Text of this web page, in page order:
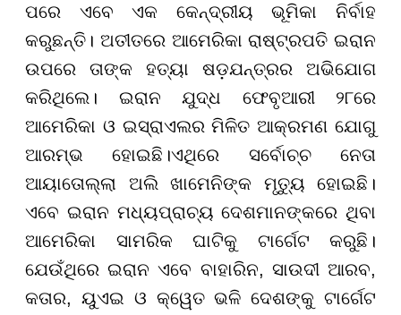
ପରେ ଏବେ ଏକ କେନ୍ଦ୍ରୀୟ ଭୂମିକା ନିର୍ବାହ
କରୁଛନ୍ତି। ଅତୀତରେ ଆମେରିକା ରାଷ୍ଟ୍ରପତି ଇରାନ
ଉପରେ ତାଙ୍କ ହତ୍ୟା ଷଡ଼ଯନ୍ତ୍ରର ଅଭିଯୋଗ
କରିଥିଲେ। ଇରାନ ଯୁଦ୍ଧ ଫେବୃଆରୀ ୨୮ରେ
ଆମେରିକା ଓ ଇସ୍ରାଏଲର ମିଳିତ ଆକ୍ରମଣ ଯୋଗୁ
ଆରମ୍ଭ ହୋଇଛି।ଏଥିରେ ସର୍ବୋଚ୍ଚ ନେତା
ଆୟାତୋଲ୍ଲା ଅଲି ଖାମେନିଙ୍କ ମୃତ୍ୟୁ ହୋଇଛି।
ଏବେ ଇରାନ ମଧ୍ୟପ୍ରାଚ୍ୟ ଦେଶମାନଙ୍କରେ ଥିବା
ଆମେରିକା ସାମରିକ ଘାଟିକୁ ଟାର୍ଗେଟ କରୁଛି।
ଯେଉଁଥିରେ ଇରାନ ଏବେ ବାହାରିନ, ସାଉଦୀ ଆରବ,
କତାର, ୟୁଏଇ ଓ କ୍ୱେତ ଭଳି ଦେଶଙ୍କୁ ଟାର୍ଗେଟ